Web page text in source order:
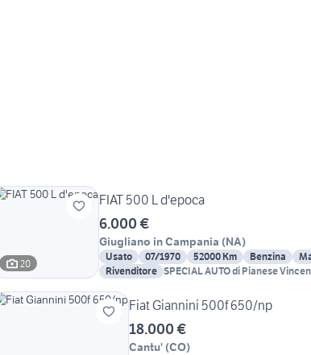
20
FIAT 500 L d'epoca
6.000 €
Giugliano in Campania (NA)
Usato 07/1970 52000 Km Benzina
Rivenditore SPECIAL AUTO di Pianese
Fiat Giannini 500f 650/np
18.000 €
Cantu' (CO)